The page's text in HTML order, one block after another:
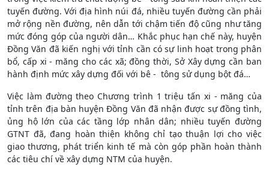
tuyến đường. Với địa hình núi đá, nhiều tuyến đường cần phải
mở rộng nền đường, nên dẫn tới chậm tiến độ cũng như tăng
mức đóng góp của người dân… Khắc phục hạn chế này, huyện
Đồng Văn đã kiến nghị với tỉnh cần có sự linh hoạt trong phân
bổ, cấp xi - măng cho các xã; đồng thời, Sở Xây dựng cần ban
hành định mức xây dựng đối với bê - tông sử dụng bột đá…
Việc làm đường theo Chương trình 1 triệu tấn xi - măng của
tỉnh trên địa bàn huyện Đồng Văn đã nhận được sự đồng tình,
ủng hộ lớn của các tầng lớp nhân dân; nhiều tuyến đường
GTNT đã, đang hoàn thiện không chỉ tạo thuận lợi cho việc
giao thương, phát triển kinh tế mà còn góp phần hoàn thành
các tiêu chí về xây dựng NTM của huyện.